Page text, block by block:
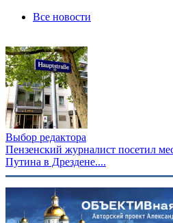
Все новости
Выбор редактора
Пензенский журналист посетил
Путина в Дрездене....